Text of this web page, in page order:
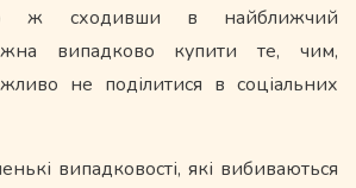
ж сходивши в найближчий
випадково купити те, чим,
не поділитися в соціальних
випадковості, які вибиваються